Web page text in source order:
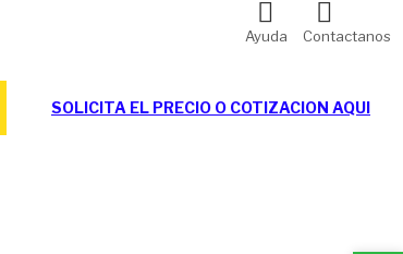
Ayuda Contactanos
SOLICITA EL PRECIO O COTIZACION AQUI